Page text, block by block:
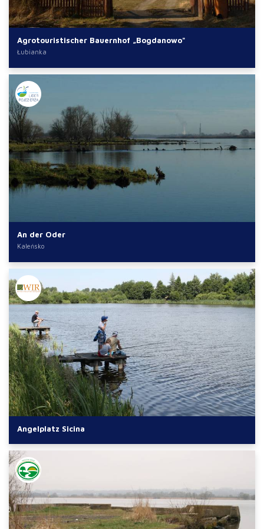
Agrotouristischer Bauernhof „Bogdanowo"
Łubianka
An der Oder
Kaleńsko
Angelplatz Sicina